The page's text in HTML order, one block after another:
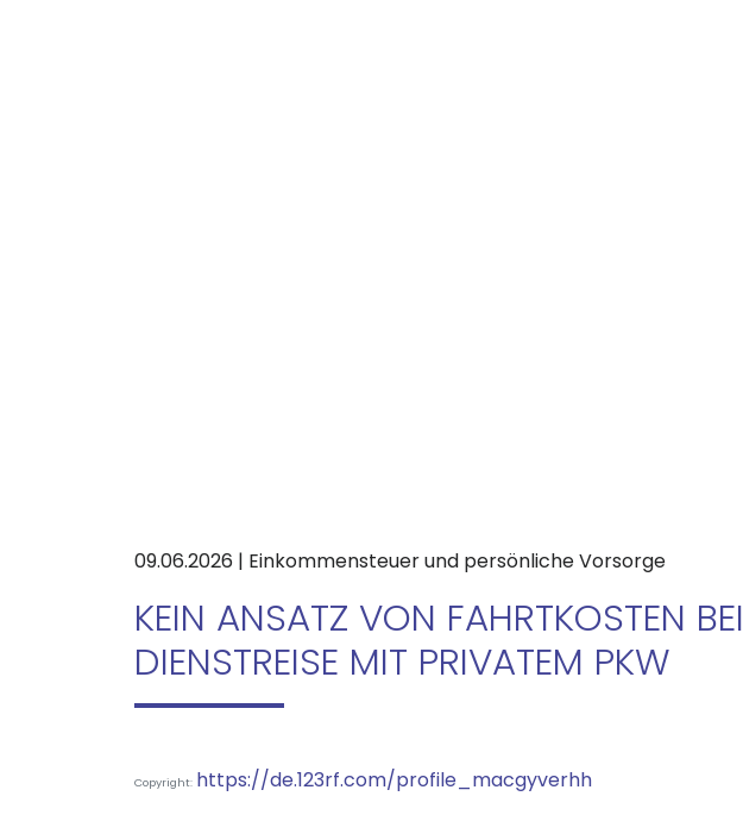
09.06.2026 | Einkommensteuer und persönliche Vorsorge
KEIN ANSATZ VON FAHRTKOSTEN BEI
DIENSTREISE MIT PRIVATEM PKW
Copyright: https://de.123rf.com/profile_macgyverhh